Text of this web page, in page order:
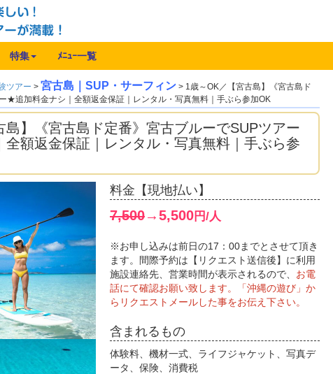
特集 ﾒﾆｭｰ一覧
ツアー > 宮古島｜SUP・サーフィン > 1歳～OK／【宮古島】《宮古島ド
★追加料金ナシ｜全額返金保証｜レンタル・写真無料｜手ぶら参加OK
島】《宮古島ド定番》宮古ブルーでSUPツアー
額返金保証｜レンタル・写真無料｜手ぶら参
料金【現地払い】
7,500→5,500円/人
※お申し込みは前日の17：00までとさせて頂き
ます。間際予約は【リクエスト送信後】に利用
施設連絡先、営業時間が表示されるので、 お電
話にて確認お願い致します。「沖縄の遊び」か
らリクエストメールした事をお伝え下さい。
含まれるもの
体験料、機材一式、ライフジャケット、写真デ
ータ、保険、消費税